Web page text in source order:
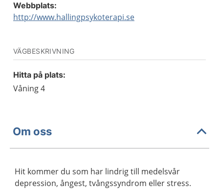
Webbplats:
http://www.hallingpsykoterapi.se
VÄGBESKRIVNING
Hitta på plats:
Våning 4
Om oss
Hit kommer du som har lindrig till medelsvår
depression, ångest, tvångssyndrom eller stress.